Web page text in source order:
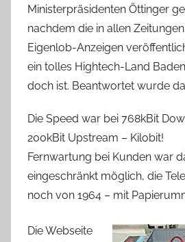
Ministerpräsidenten Öttinger
nachdem die in allen
Eigenlob-Anzeigen
ein tolles Hightech-Land
doch ist. Beantwortet wurde
Die Speed war bei 768kBit
200kBit Upstream – Kilobit!
Fernwartung bei Kunden war
eingeschränkt möglich, die
noch von 1964 – mit
Die Webseite